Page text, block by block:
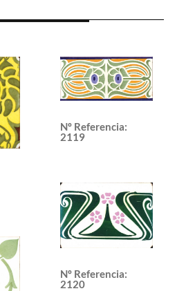
Nº Referencia:
2119
Nº Referencia:
2120